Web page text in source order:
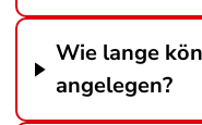
Wie lange
angelegen?